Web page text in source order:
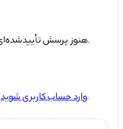
هنوز پرسش تأییدشده‌ای برای این محصول ثبت نشده است.
وارد حساب کاربری شویدتا بتوانید پرسش یا پاسخ ثبت کنید.